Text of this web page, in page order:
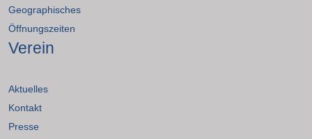
Geographisches
Öffnungszeiten
Verein
Aktuelles
Kontakt
Presse